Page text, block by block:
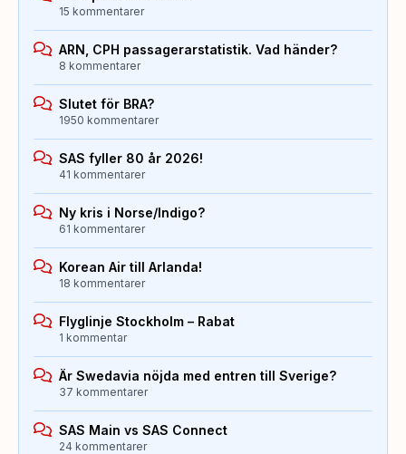
15 kommentarer
ARN, CPH passagerarstatistik. Vad händer?
8 kommentarer
Slutet för BRA?
1950 kommentarer
SAS fyller 80 år 2026!
41 kommentarer
Ny kris i Norse/Indigo?
61 kommentarer
Korean Air till Arlanda!
18 kommentarer
Flyglinje Stockholm – Rabat
1 kommentar
Är Swedavia nöjda med entren till Sverige?
37 kommentarer
SAS Main vs SAS Connect
24 kommentarer